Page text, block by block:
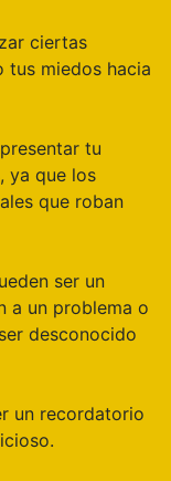
ciertas
tus miedos hacia
tu
ya que los
que roban
ser un
a un problema o
desconocido
un recordatorio